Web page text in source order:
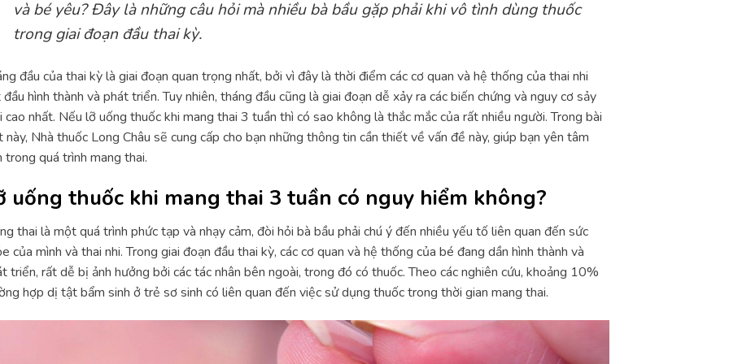
và bé yêu? Đây là những câu hỏi mà nhiều bà bầu gặp phải khi vô tình dùng thuốc
trong giai đoạn đầu thai kỳ.
đầu của thai kỳ là giai đoạn quan trọng nhất, bởi vì đây là thời điểm các cơ quan và hệ thống của thai nhi
hình thành và phát triển. Tuy nhiên, tháng đầu cũng là giai đoạn dễ xảy ra các biến chứng và nguy cơ sảy
cao nhất. Nếu lỡ uống thuốc khi mang thai 3 tuần thì có sao không là thắc mắc của rất nhiều người. Trong bài
này, Nhà thuốc Long Châu sẽ cung cấp cho bạn những thông tin cần thiết về vấn đề này, giúp bạn yên tâm
trong quá trình mang thai.
uống thuốc khi mang thai 3 tuần có nguy hiểm không?
thai là một quá trình phức tạp và nhạy cảm, đòi hỏi bà bầu phải chú ý đến nhiều yếu tố liên quan đến sức
của mình và thai nhi. Trong giai đoạn đầu thai kỳ, các cơ quan và hệ thống của bé đang dần hình thành và
triển, rất dễ bị ảnh hưởng bởi các tác nhân bên ngoài, trong đó có thuốc. Theo các nghiên cứu, khoảng 10%
hợp dị tật bẩm sinh ở trẻ sơ sinh có liên quan đến việc sử dụng thuốc trong thời gian mang thai.